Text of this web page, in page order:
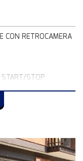
CON RETROCAMERA
START/STOP